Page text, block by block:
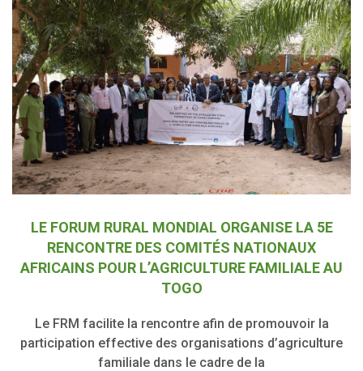
LE FORUM RURAL MONDIAL ORGANISE LA 5E
RENCONTRE DES COMITÉS NATIONAUX
AFRICAINS POUR L’AGRICULTURE FAMILIALE AU
TOGO
Le FRM facilite la rencontre afin de promouvoir la
participation effective des organisations d’agriculture
familiale dans le cadre de la